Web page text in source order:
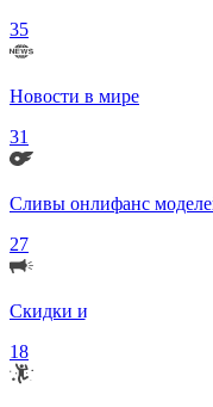
35
Новости в мире
31
Сливы онлифанс
27
Скидки и Акции
18